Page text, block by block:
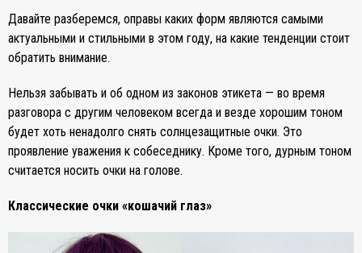
Давайте разберемся, оправы каких форм являются самыми
актуальными и стильными в этом году, на какие тенденции стоит
обратить внимание.
Нельзя забывать и об одном из законов этикета — во время
разговора с другим человеком всегда и везде хорошим тоном
будет хоть ненадолго снять солнцезащитные очки. Это
проявление уважения к собеседнику. Кроме того, дурным тоном
считается носить очки на голове.
Классические очки «кошачий глаз»